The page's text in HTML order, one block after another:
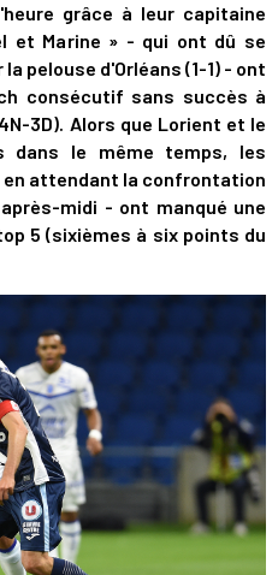
grâce à leur capitaine
et Marine » - qui ont dû se
pelouse d'Orléans (1-1) - ont
consécutif sans succès à
3D). Alors que Lorient et le
dans le même temps, les
en attendant la confrontation
midi - ont manqué une
5 (sixièmes à six points du